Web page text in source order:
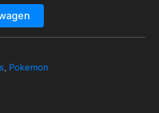
Pokemon